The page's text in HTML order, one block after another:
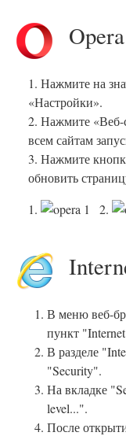
Opera
1. Нажмите на
«Настройки».
2. Нажмите «Веб-
всем сайтам
3. Нажмите
обновить
1.
2.
В меню веб-
пункт
В разделе
"Security".
На вкладке
level...".
После